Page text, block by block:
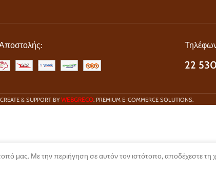
22
& SUPPORT BYWEBGRECO. PREMIUM E-COMMERCE SOLUTIONS.
μας. Με την περιήγηση σε αυτόν τον ιστότοπο, αποδέχεστε